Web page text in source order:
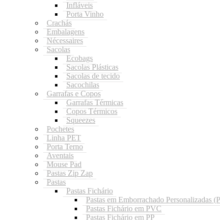
Infláveis
Porta Vinho
Crachás
Embalagens
Nécessaires
Sacolas
Ecobags
Sacolas Plásticas
Sacolas de tecido
Sacochilas
Garrafas e Copos
Garrafas Térmicas
Copos Térmicos
Squeezes
Pochetes
Linha PET
Porta Terno
Aventais
Mouse Pad
Pastas Zip Zap
Pastas
Pastas Fichário
Pastas em Emborrachado Personalizadas
Pastas Fichário em PVC
Pastas Fichário em PP